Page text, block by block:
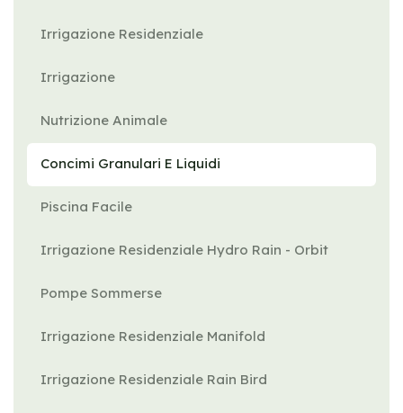
Irrigazione Residenziale
Irrigazione
Nutrizione Animale
Concimi Granulari E Liquidi
Piscina Facile
Irrigazione Residenziale Hydro Rain - Orbit
Pompe Sommerse
Irrigazione Residenziale Manifold
Irrigazione Residenziale Rain Bird